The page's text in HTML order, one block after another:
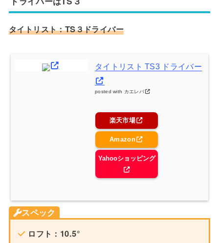
タイトリスト：TS３ドライバー
タイトリスト TS3 ドライバー
posted with カエレバ
楽天市場
Amazon
Yahooショッピング
スペック
ロフト：10.5°